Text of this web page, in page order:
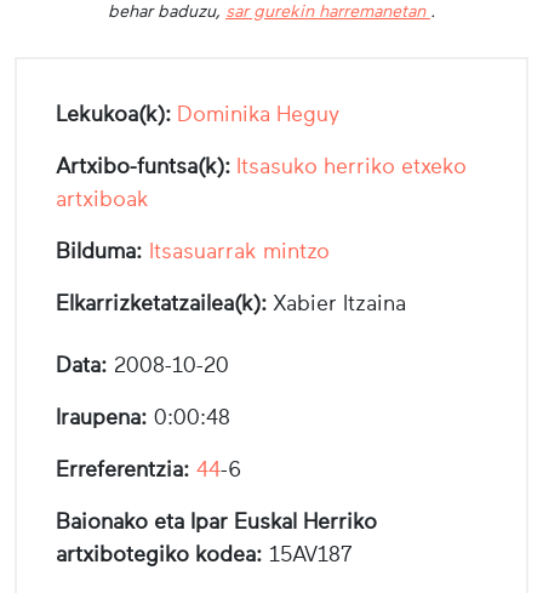
behar baduzu, sar gurekin harremanetan .
Lekukoa(k): Dominika Heguy
Artxibo-funtsa(k): Itsasuko herriko etxeko
artxiboak
Bilduma: Itsasuarrak mintzo
Elkarrizketatzailea(k): Xabier Itzaina
Data: 2008-10-20
Iraupena: 0:00:48
Erreferentzia: 44-6
Baionako eta Ipar Euskal Herriko
artxibotegiko kodea: 15AV187